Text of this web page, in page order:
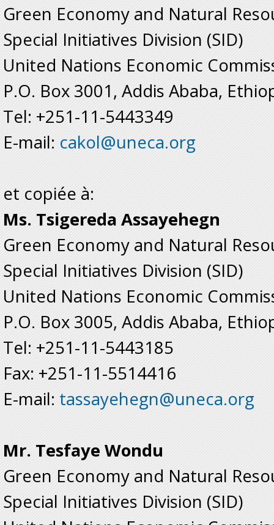
Green Economy and Natural
Special Initiatives Division (SID)
United Nations Economic
P.O. Box 3001, Addis Ababa,
Tel: +251-11-5443349
E-mail: cakol@uneca.org
et copiée à:
Ms. Tsigereda Assayehegn
Green Economy and Natural
Special Initiatives Division (SID)
United Nations Economic
P.O. Box 3005, Addis Ababa,
Tel: +251-11-5443185
Fax: +251-11-5514416
E-mail: tassayehegn@uneca.org
Mr. Tesfaye Wondu
Green Economy and Natural
Special Initiatives Division (SID)